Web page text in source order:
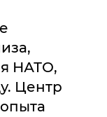
НАТО,
Центр